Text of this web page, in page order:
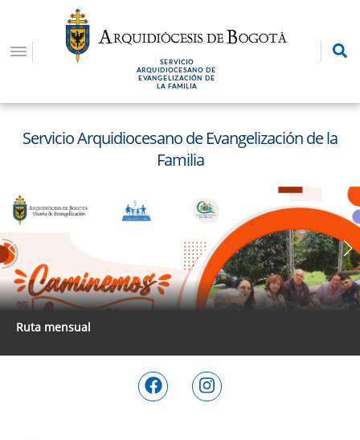
contenido
SERVICIO
ARQUIDIOCESANO DE
EVANGELIZACIÓN DE
LA FAMILIA
Servicio Arquidiocesano de Evangelización de la
Familia
Ruta mensual